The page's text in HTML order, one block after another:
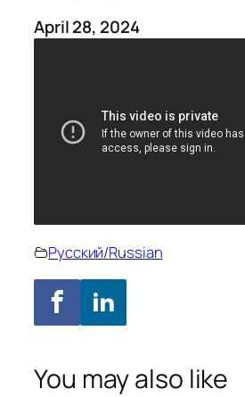
April 28, 2024
Русский/Russian
You may also like